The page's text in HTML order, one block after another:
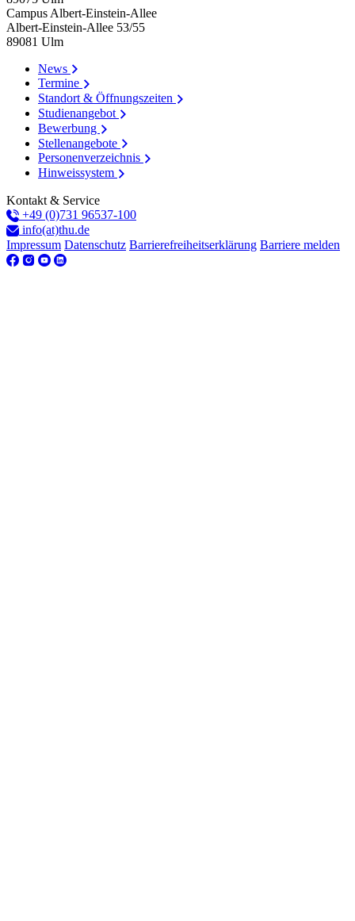
Campus Albert-Einstein-Allee
Albert-Einstein-Allee 53/​55
89081 Ulm
News
Termine
Standort & Öffnungszeiten
Studienangebot
Bewerbung
Stellenangebote
Personenverzeichnis
Hinweissystem
Kontakt & Service
+49 (0)731 96537-100
info(at)thu.de
Impressum Datenschutz Barrierefreiheitserklärung Barriere melden